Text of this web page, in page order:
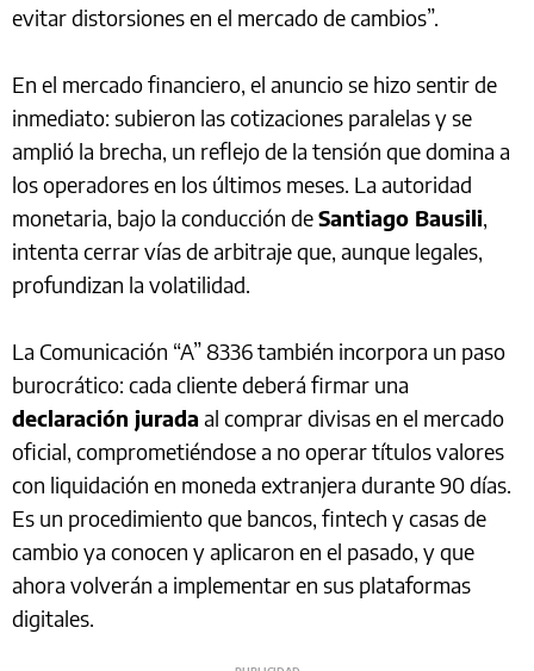
evitar distorsiones en el mercado de cambios”.
En el mercado financiero, el anuncio se hizo sentir de
inmediato: subieron las cotizaciones paralelas y se
amplió la brecha, un reflejo de la tensión que domina a
los operadores en los últimos meses. La autoridad
monetaria, bajo la conducción deSantiago Bausili,
intenta cerrar vías de arbitraje que, aunque legales,
profundizan la volatilidad.
La Comunicación “A” 8336 también incorpora un paso
burocrático: cada cliente deberá firmar una
declaración jurada al comprar divisas en el mercado
oficial, comprometiéndose a no operar títulos valores
con liquidación en moneda extranjera durante 90 días.
Es un procedimiento que bancos, fintech y casas de
cambio ya conocen y aplicaron en el pasado, y que
ahora volverán a implementar en sus plataformas
digitales.